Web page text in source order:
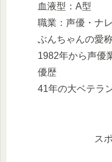
血液型：A型
職業：声優・ナ
ぶんちゃんの愛
1982年から声優
優歴
41年の大ベテラ
ス